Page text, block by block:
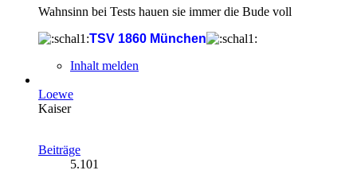
Wahnsinn bei Tests hauen sie immer die Bude voll
TSV 1860 München
Inhalt melden
Loewe
Kaiser
Beiträge
5.101